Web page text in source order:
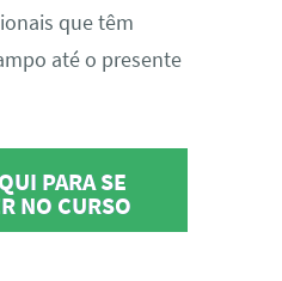
que têm
até o presente
PARA SE
NO CURSO